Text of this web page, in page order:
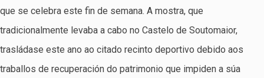
que se celebra este fin de semana. A mostra, que
tradicionalmente levaba a cabo no Castelo de Soutomaior,
trasládase este ano ao citado recinto deportivo debido aos
traballos de recuperación do patrimonio que impiden a súa